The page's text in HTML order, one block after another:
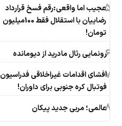
5عجیب اما واقعی:رقم فسخ قرارداد
رضاییان با استقلال فقط 100میلیون
تومان!
6رونمایی رئال مادرید از دیومانده
7افشای اقدامات غیراخلاقی فدراسیون
فوتبال کره جنوبی برای داوران!
8عالمی؛ مربی جدید پیکان